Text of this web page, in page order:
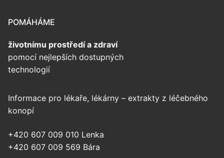
POMÁHÁME
životnímu prostředía zdraví
pomocí nejlepších dostupných
technologií
Informace pro lékaře, lékárny – extrakty z léčebného
konopí
+420 607 009 010 Lenka
+420 607 009 569 Bára